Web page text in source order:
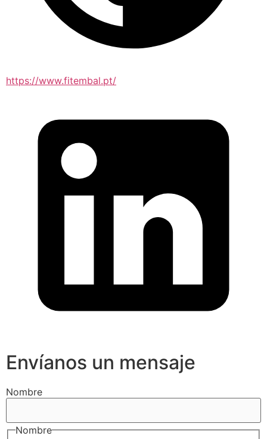
https://www.fitembal.pt/
Envíanos un mensaje
Nombre
Nombre